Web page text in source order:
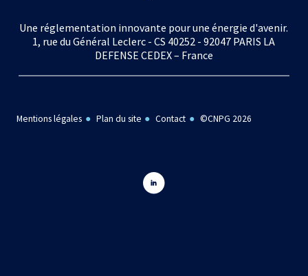
Une réglementation innovante pour une énergie d'avenir.
1, rue du Général Leclerc - CS 40252 - 92047 PARIS LA
DEFENSE CEDEX – France
Mentions légales Plan du site Contact ©CNPG 2026